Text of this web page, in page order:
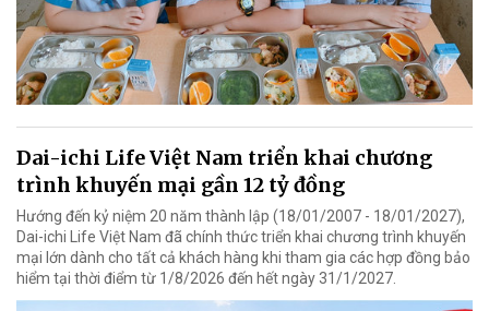
Dai-ichi Life Việt Nam triển khai chương
trình khuyến mại gần 12 tỷ đồng
Hướng đến kỷ niệm 20 năm thành lập (18/01/2007 - 18/01/2027),
Dai-ichi Life Việt Nam đã chính thức triển khai chương trình khuyến
mại lớn dành cho tất cả khách hàng khi tham gia các hợp đồng bảo
hiểm tại thời điểm từ 1/8/2026 đến hết ngày 31/1/2027.